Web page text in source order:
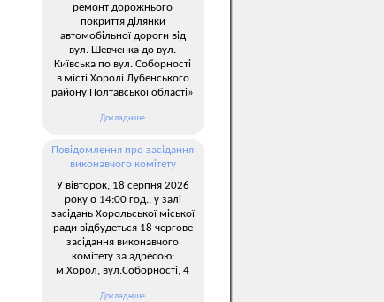
ремонт дорожнього
покриття ділянки
автомобільної дороги від
вул. Шевченка до вул.
Київська по вул. Соборності
в місті Хоролі Лубенського
району Полтавської області»
Докладніше
Повідомлення про засідання
виконавчого комітету
У вівторок, 18 серпня 2026
року о 14:00 год., у залі
засідань Хорольської міської
ради відбудеться 18 чергове
засідання виконавчого
комітету за адресою:
м.Хорол, вул.Соборності, 4
Докладніше